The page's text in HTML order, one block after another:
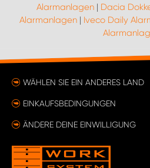
Alarmanlagen| Dacia
Alarmanlagen| Iveco Daily
WÄHLEN SIE EIN ANDERES LAND
EINKAUFSBEDINGUNGEN
ÄNDERE DEINE EINWILLIGUNG